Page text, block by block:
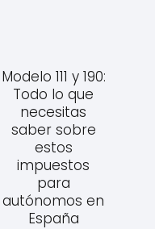
Modelo 111 y 190:
Todo lo que
necesitas
saber sobre
estos
impuestos
para
autónomos en
España